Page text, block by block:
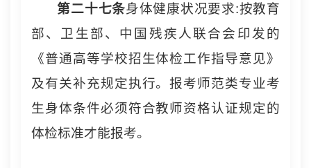
第二十七条身体健康状况要求:按教育
部、卫生部、中国残疾人联合会印发的
《普通高等学校招生体检工作指导意见》
及有关补充规定执行。报考师范类专业考
生身体条件必须符合教师资格认证规定的
体检标准才能报考。